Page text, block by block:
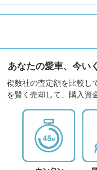
あなたの愛車、今い
複数社の査定額を比較し
を賢く売却して、購入資